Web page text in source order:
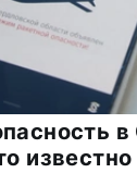
известно